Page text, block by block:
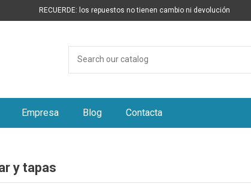
RECUERDE: los repuestos no tienen cambio ni devolución
Empresa Blog Contacta
y tapas